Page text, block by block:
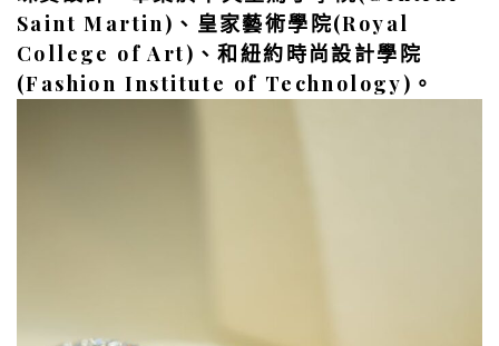
Saint Martin)、皇家藝術學院(Royal
College of Art)、和紐約時尚設計學院
(Fashion Institute of Technology)。